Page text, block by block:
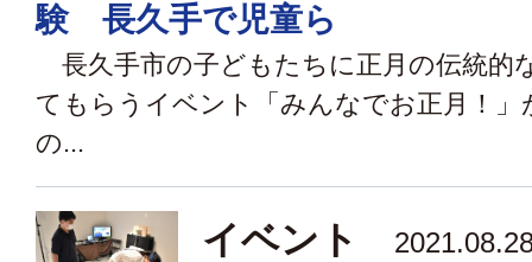
験 長久手で児童ら
長久手市の子どもたちに正月の伝統的
てもらうイベント「みんなでお正月！」
の...
イベント